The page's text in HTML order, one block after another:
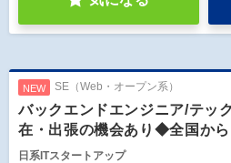
NEW SE（Web・オープン系）
バックエンドエンジニア/テッ
在・出張の機会あり◆全国から
日系ITスタートアップ